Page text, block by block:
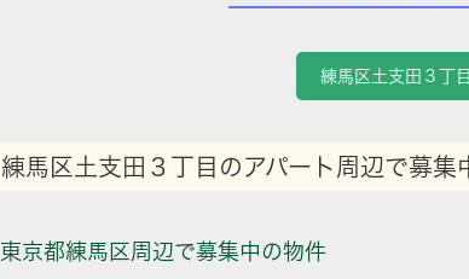
練馬区土支田３丁
練馬区土支田３丁目のアパート周辺で募集
東京都練馬区周辺で募集中の物件